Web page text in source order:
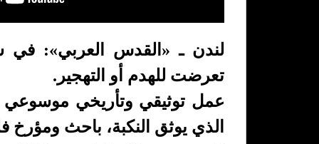
تعرضت للهدم أو التهجير.
عمل توثيقي وتأريخي
الذي يوثق النكبة، باحث